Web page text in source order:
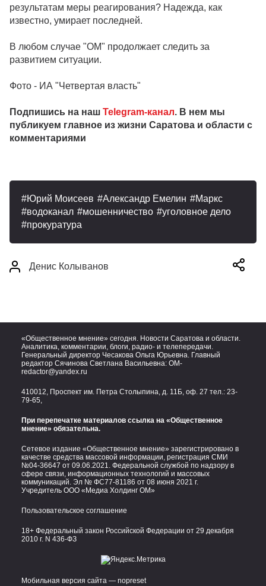
результатам меры реагирования? Надежда, как
известно, умирает последней.
В любом случае "ОМ" продолжает следить за
развитием ситуации.
Фото - ИА "Четвертая власть"
Подпишись на наш Telegram-канал. В нем мы
публикуем главное из жизни Саратова и области с
комментариями
Юрий Моисеев Александр Емелин
Маркс
водоканал
мошенничество
уголовное дело
прокуратура
Денис Колыванов
«Общественное мнение» сегодня. Новости Саратова и области.
Аналитика, комментарии, блоги, радио- и телепередачи.
Генеральный директор Чесакова Ольга Юрьевна. Главный
редактор Сячинова Светлана Васильевна: OM-
redactor@yandex.ru
410012, Проспект им. Петра Столыпина, д. 11Б, оф. 27 тел.: 23-
79-65,
При перепечатке материалов ссылка на «Общественное
мнение» обязательна.
Сетевое издание «Общественное мнение» зарегистрировано в
качестве средства массовой информации, регистрация СМИ
№04-36647 от 09.06.2021. Федеральной службой по надзору в
сфере связи, информационных технологий и массовых
коммуникаций. Эл № ФС77-81186 от 08 июня 2021 г.
Учредитель ООО «Медиа Холдинг ОМ»
Пользовательское соглашение
18+ Федеральный закон Российской Федерации от 29 декабря
2010 г. N 436-ФЗ
Мобильная версия сайта — nopreset